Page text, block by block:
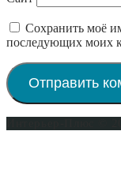
Сохранить моё
последующих моих